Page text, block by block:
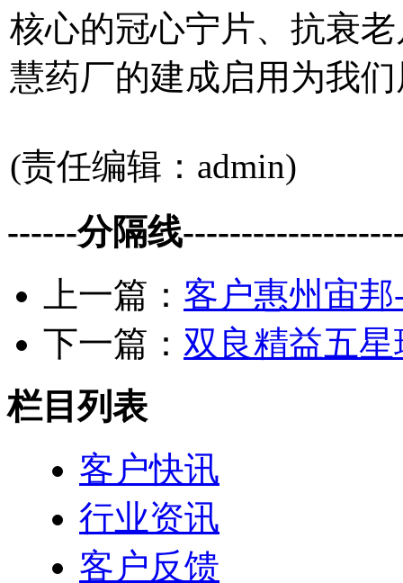
核心的冠心宁片、抗衰
慧药厂的建成启用为我
(责任编辑：admin)
------分隔线
上一篇： 客户惠州宙
下一篇： 双良精益五
栏目列表
客户快讯
行业资讯
客户反馈